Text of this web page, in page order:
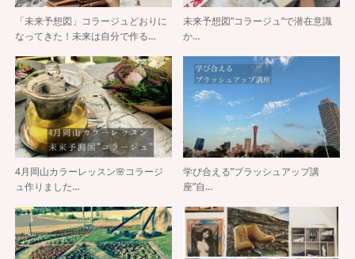
「未来予想図」コラージュどおりに
なってきた！未来は自分で作る…
未来予想図”コラージュ”で潜在意識
か…
4月岡山カラーレッスン🌸コラージ
ュ作りました…
学び合える”ブラッシュアップ講
座”自…